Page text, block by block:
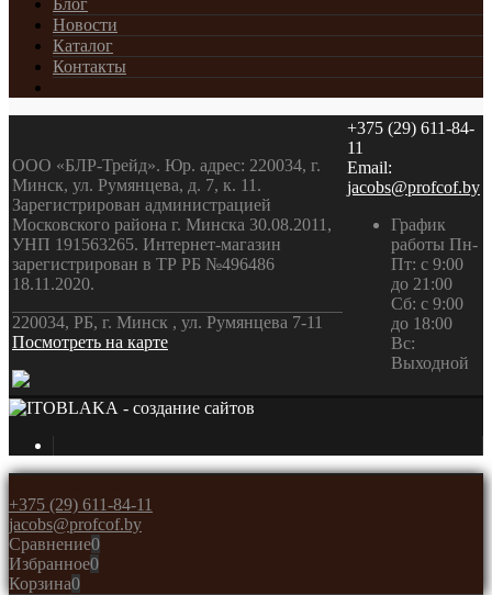
Новости
Каталог
Контакты
ООО «БЛР-Трейд». Юр. адрес: 220034, г.
Минск, ул. Румянцева, д. 7, к. 11.
Зарегистрирован администрацией
Московского района г. Минска 30.08.2011,
УНП 191563265. Интернет-магазин
зарегистрирован в ТР РБ №496486
18.11.2020.
220034, РБ, г. Минск , ул. Румянцева 7-11
Посмотреть на карте
+375 (29) 611-84-
11
Email:
jacobs@profcof.by
График
работы Пн-
Пт: с 9:00
до 21:00
Сб: с 9:00
до 18:00
Вс:
Выходной
- создание сайтов
+375 (29) 611-84-11
jacobs@profcof.by
Сравнение0
Избранное0
Корзина0